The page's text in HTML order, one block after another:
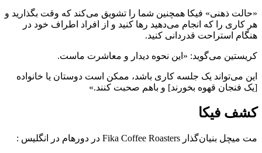
«حالت ذهنی» فیکا همچنین شما را تشویق می‌کند که وقت بگذارید و
هر کاری را که انجام می‌دهید رها کنید و از افراد اطراف خود در
هنگام استراحت قدردانی کنید.
کریستین می‌گوید: «این نحوه دیدار و معاشرت ماست.
این می‌تواند یک جلسه کاری باشد، ممکن است دوستان یا خانواده
[یک فنجان قهوه بخورند] و باهم صحبت کنند.»
کشف فیکا
مت میچل بنیان‌گذار Fika Coffee Roasters در دورهام در انگلیس :